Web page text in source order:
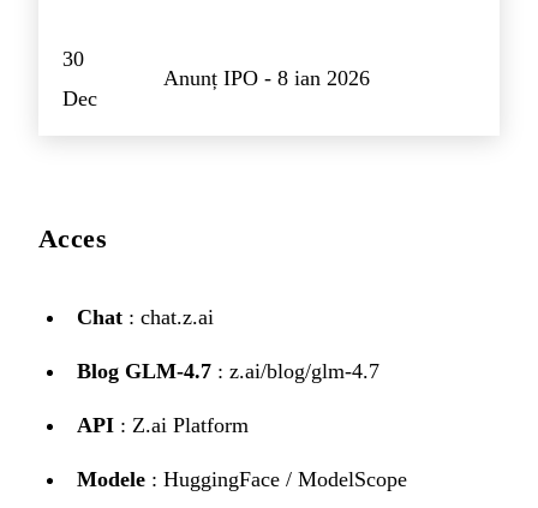
30
Dec
Anunț IPO - 8 ian 2026
Acces
Chat : chat.z.ai
Blog GLM-4.7 : z.ai/blog/glm-4.7
API : Z.ai Platform
Modele : HuggingFace / ModelScope